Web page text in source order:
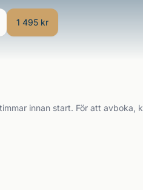
1 495 kr
innan start. För att